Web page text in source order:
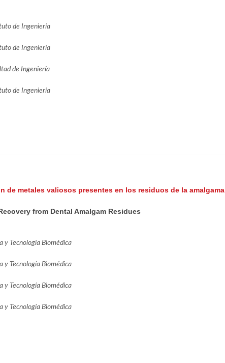
de Ingeniería
de Ingeniería
de Ingeniería
de Ingeniería
de metales valiosos presentes en los residuos de la amalgama
from Dental Amalgam Residues
y Tecnología Biomédica
y Tecnología Biomédica
y Tecnología Biomédica
y Tecnología Biomédica